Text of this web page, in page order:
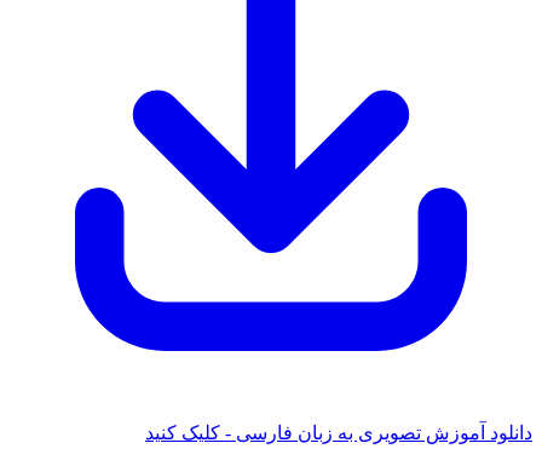
دانلود آموزش تصویری به زبان فارسی - کلیک کنید